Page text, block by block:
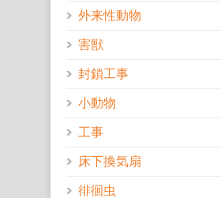
外来性動物
害獣
封鎖工事
小動物
工事
床下換気扇
徘徊虫